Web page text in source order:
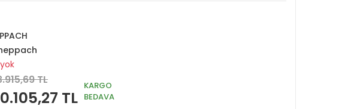
TL
TL
KARGO
BEDAVA